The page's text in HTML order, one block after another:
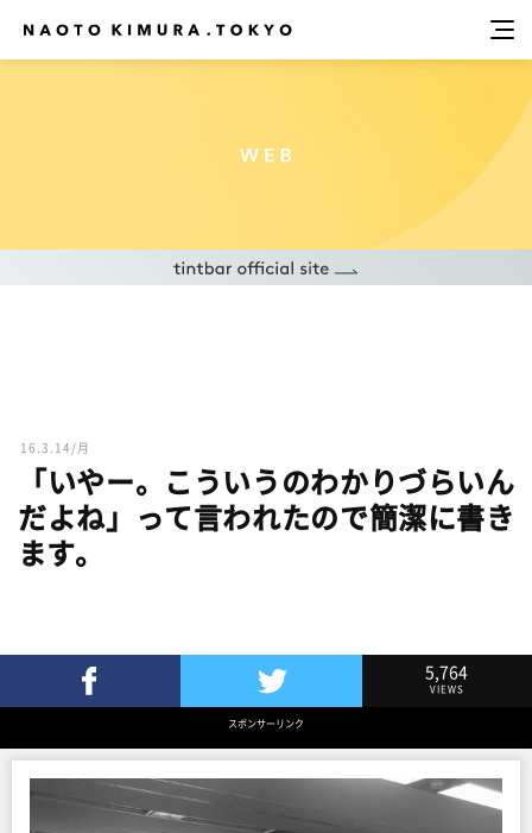
16.3.14/月
「いやー。こういうのわかりづらいん
だよね」って言われたので簡潔に書き
ます。
Twitterでツイート
5,764
VIEWS
スポンサーリンク